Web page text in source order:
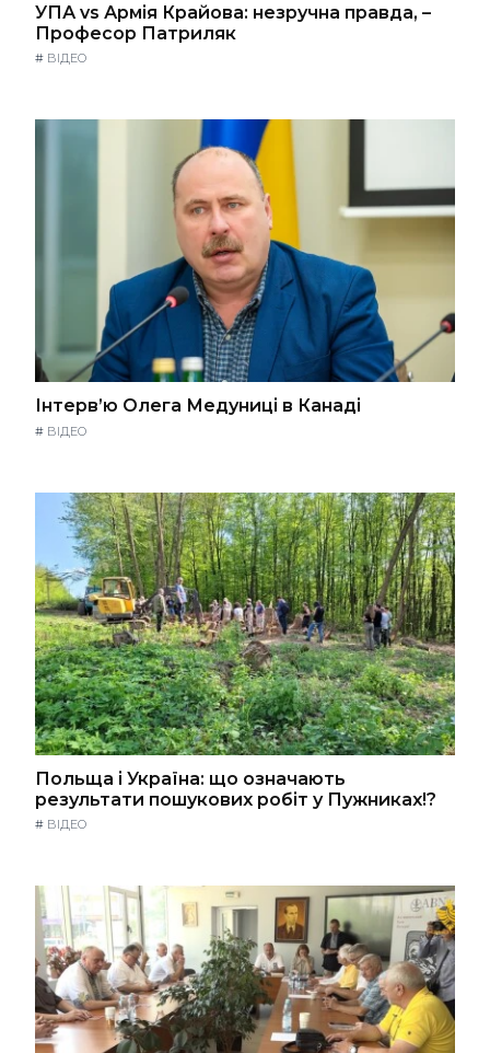
УПА vs Армія Крайова: незручна правда, –
Професор Патриляк
# ВІДЕО
Інтерв’ю Олега Медуниці в Канаді
# ВІДЕО
Польща і Україна: що означають
результати пошукових робіт у Пужниках!?
# ВІДЕО